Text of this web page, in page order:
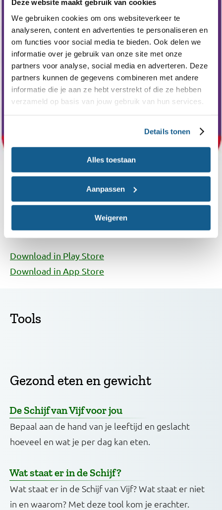
Deze website maakt gebruik van cookies
We gebruiken cookies om ons websiteverkeer te
analyseren, content en advertenties te personaliseren en
om functies voor social media te bieden. Ook delen we
informatie over je gebruik van onze site met onze
partners voor analyse, social media en adverteren. Deze
partners kunnen de gegevens combineren met andere
informatie die je aan ze hebt verstrekt of die ze hebben
verzameld op basis van jouw gebruik van hun services.
Details tonen
Alles toestaan
Aanpassen
Weigeren
ZwangerHap
Wat kun je nou wel en beter niet eten tijdens je
zwangerschap? Met de ZwangerHap zoek je dit
snel en makkelijk op. Plus meer leuke info!
Download in Play Store
Download in App Store
Tools
Gezond eten en gewicht
De Schijf van Vijf voor jou
Bepaal aan de hand van je leeftijd en geslacht
hoeveel en wat je per dag kan eten.
Wat staat er in de Schijf?
Wat staat er in de Schijf van Vijf? Wat staat er niet
in en waarom? Met deze tool kom je erachter.